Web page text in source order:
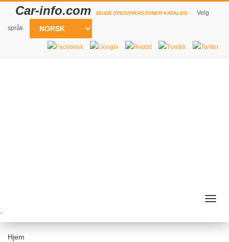
Car-info.com BILER SPESIFIKASJONER KATALOG Velg
språk
`
Hjem